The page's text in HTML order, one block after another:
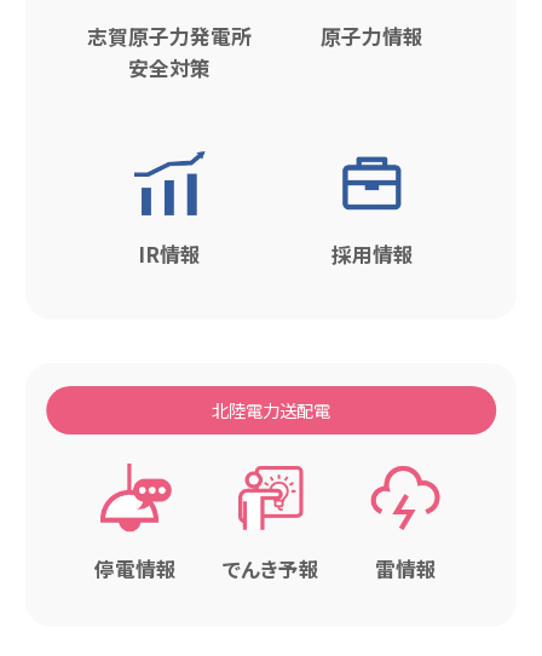
志賀原子力発電所
安全対策
原子力情報
IR情報 採用情報
北陸電力送配電
停電情報 でんき予報 雷情報